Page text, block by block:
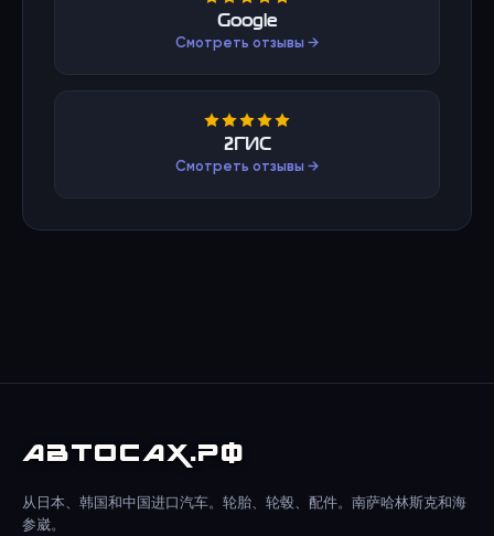
Google
Смотреть отзывы →
2ГИС
Смотреть отзывы →
АВТОСАХ.РФ
从日本、韩国和中国进口汽车。轮胎、轮毂、配件。南萨哈林斯克和海
参崴。